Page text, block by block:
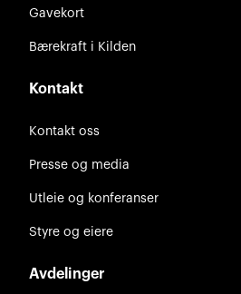
Gavekort
Bærekraft i Kilden
Kontakt
Kontakt oss
Presse og media
Utleie og konferanser
Styre og eiere
Avdelinger